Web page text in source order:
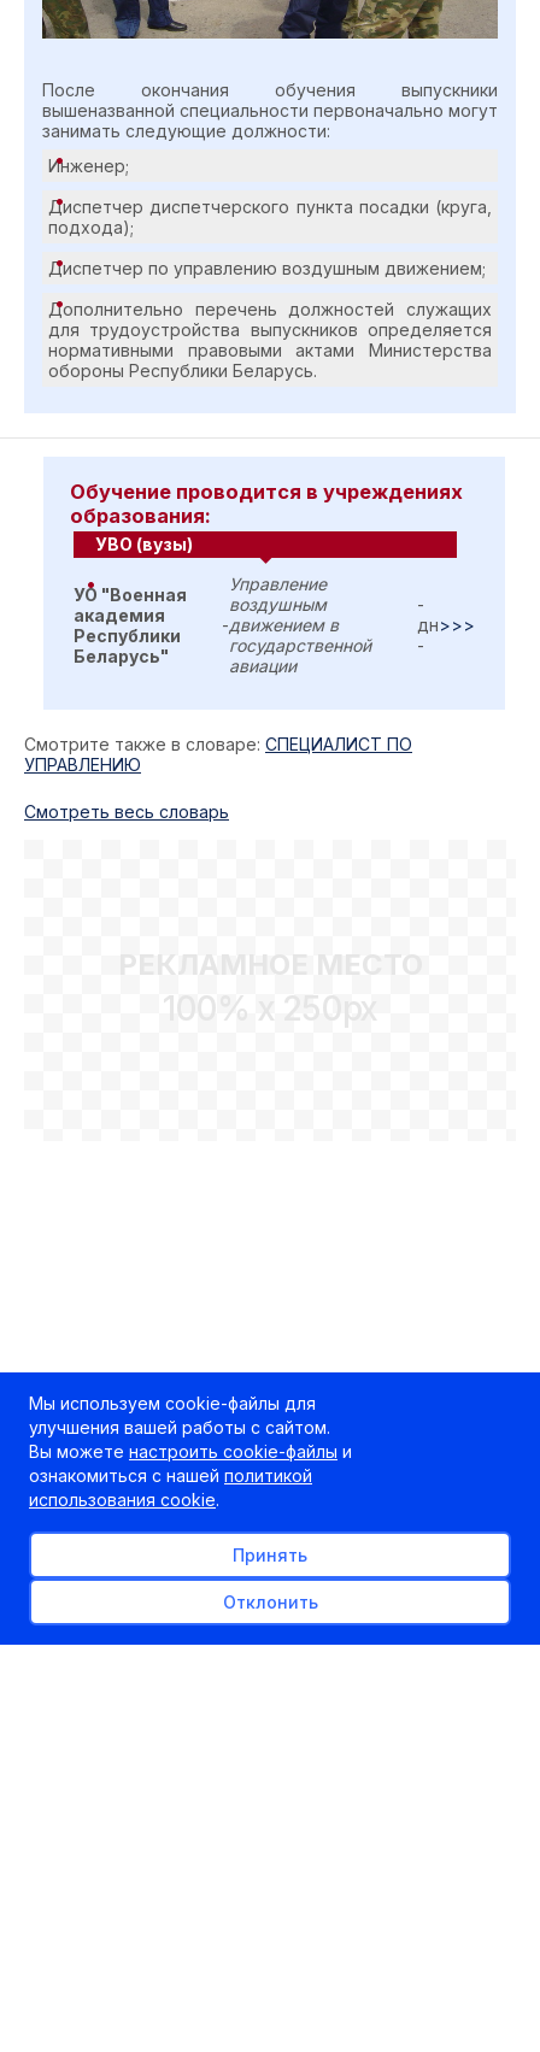
После окончания обучения выпускники
вышеназванной специальности первоначально могут
занимать следующие должности:
Инженер;
Диспетчер диспетчерского пункта посадки (круга,
подхода);
Диспетчер по управлению воздушным движением;
Дополнительно перечень должностей служащих
для трудоустройства выпускников определяется
нормативными правовыми актами Министерства
обороны Республики Беларусь.
Обучение проводится в учреждениях
образования:
УВО (вузы)
УО "Военная
академия
Республики
Беларусь"
-
Управление
воздушным
движением в
государственной
авиации
-
дн
-
>>>
Смотрите также в словаре: СПЕЦИАЛИСТ ПО
УПРАВЛЕНИЮ
Cмотреть весь словарь
РЕКЛАМНОЕ МЕСТО
100% x 250px
Мы используем cookie-файлы для
улучшения вашей работы с сайтом.
Вы можете настроить cookie-файлы и
ознакомиться с нашей политикой
использования cookie.
Принять
Отклонить